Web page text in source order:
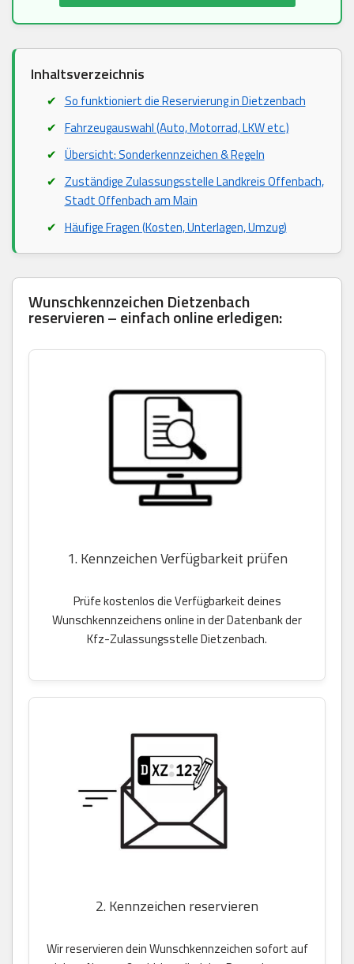
Inhaltsverzeichnis
So funktioniert die Reservierung in Dietzenbach
Fahrzeugauswahl (Auto, Motorrad, LKW etc.)
Übersicht: Sonderkennzeichen & Regeln
Zuständige Zulassungsstelle Landkreis Offenbach,
Stadt Offenbach am Main
Häufige Fragen (Kosten, Unterlagen, Umzug)
Wunschkennzeichen Dietzenbach
reservieren – einfach online erledigen:
1. Kennzeichen Verfügbarkeit prüfen
Prüfe kostenlos die Verfügbarkeit deines
Wunschkennzeichens online in der Datenbank der
Kfz-Zulassungsstelle Dietzenbach.
2. Kennzeichen reservieren
Wir reservieren dein Wunschkennzeichen sofort auf